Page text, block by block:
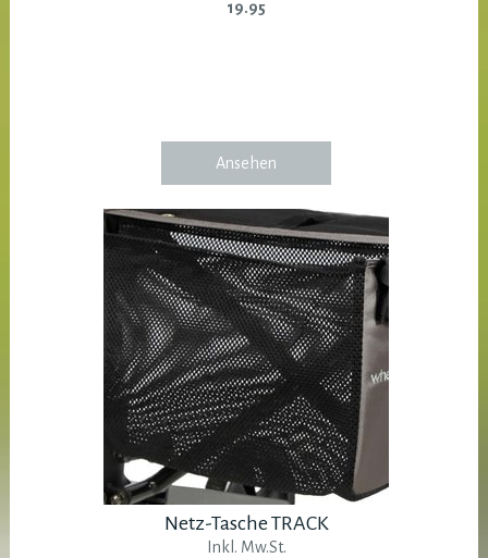
19.95
Ansehen
Netz-Tasche TRACK
Inkl. Mw.St.